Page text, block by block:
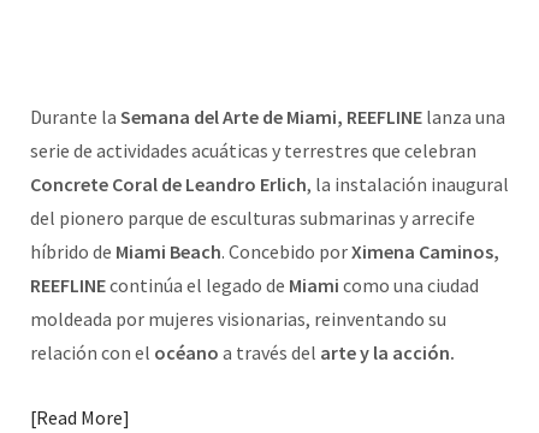
Durante la Semana del Arte de Miami, REEFLINE lanza una
serie de actividades acuáticas y terrestres que celebran
Concrete Coral de Leandro Erlich, la instalación inaugural
del pionero parque de esculturas submarinas y arrecife
híbrido de Miami Beach. Concebido porXimena Caminos,
REEFLINEcontinúa el legado de Miami como una ciudad
moldeada por mujeres visionarias, reinventando su
relación con el océano a través del arte y la acción.
Read More